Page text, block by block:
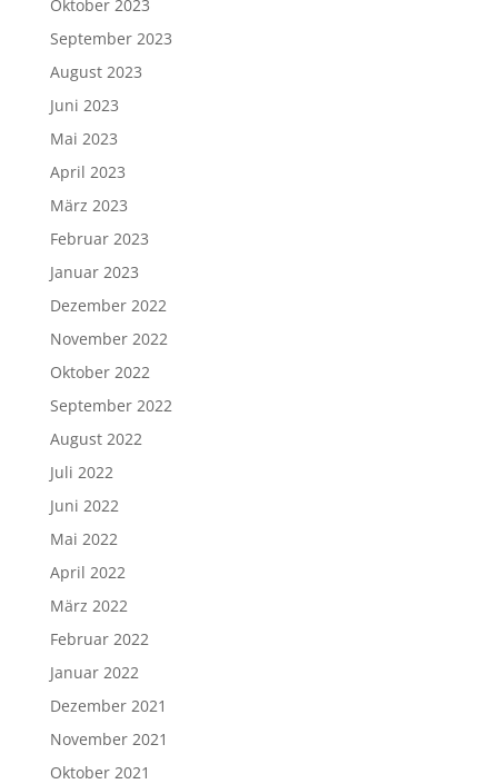
Oktober 2023
September 2023
August 2023
Juni 2023
Mai 2023
April 2023
März 2023
Februar 2023
Januar 2023
Dezember 2022
November 2022
Oktober 2022
September 2022
August 2022
Juli 2022
Juni 2022
Mai 2022
April 2022
März 2022
Februar 2022
Januar 2022
Dezember 2021
November 2021
Oktober 2021